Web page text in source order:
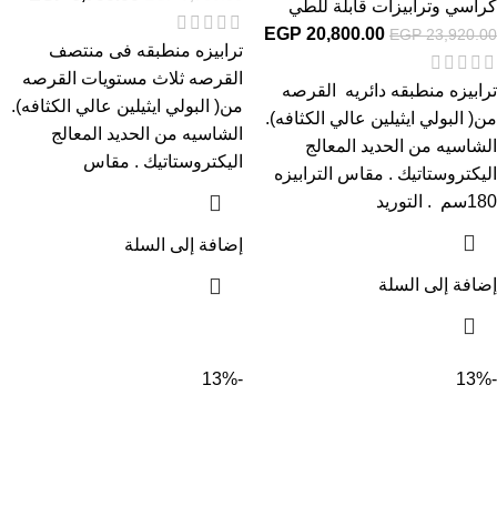
كراسي وترابيزات قابلة للطي
EGP23,920.00
EGP 20,800.00
ترابيزه منطبقه دائريه القرصه
من( البولي ايثيلين عالي الكثافه).
الشاسيه من الحديد المعالج
اليكتروستاتيك . مقاس الترابيزه
180سم . التوريد
إضافة إلى السلة
ترابيزه منطبقه فى منتصف
القرصه ثلاث مستويات القرصه
من( البولي ايثيلين عالي الكثافه).
الشاسيه من الحديد المعالج
اليكتروستاتيك . مقاس
إضافة إلى السلة
-13%
-13%